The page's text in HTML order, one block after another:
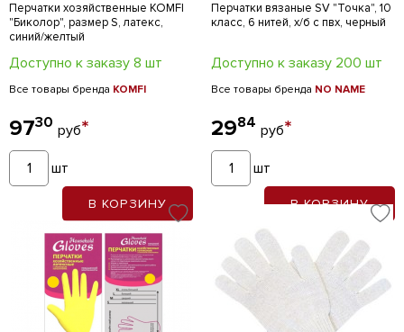
Перчатки хозяйственные KOMFI
"Биколор", размер S, латекс,
синий/желтый
Доступно к заказу 8 шт
Все товары бренда KOMFI
9730 руб*
шт
В КОРЗИНУ
Перчатки вязаные SV "Точка", 10
класс, 6 нитей, х/б с пвх, черный
Доступно к заказу 200 шт
Все товары бренда NO NAME
2984 руб*
шт
В КОРЗИНУ